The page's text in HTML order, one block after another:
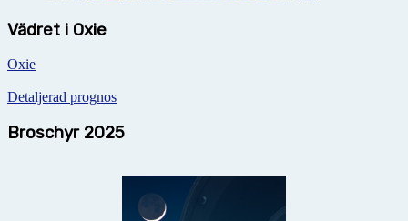
Vädret i Oxie
Oxie
Detaljerad prognos
Broschyr 2025